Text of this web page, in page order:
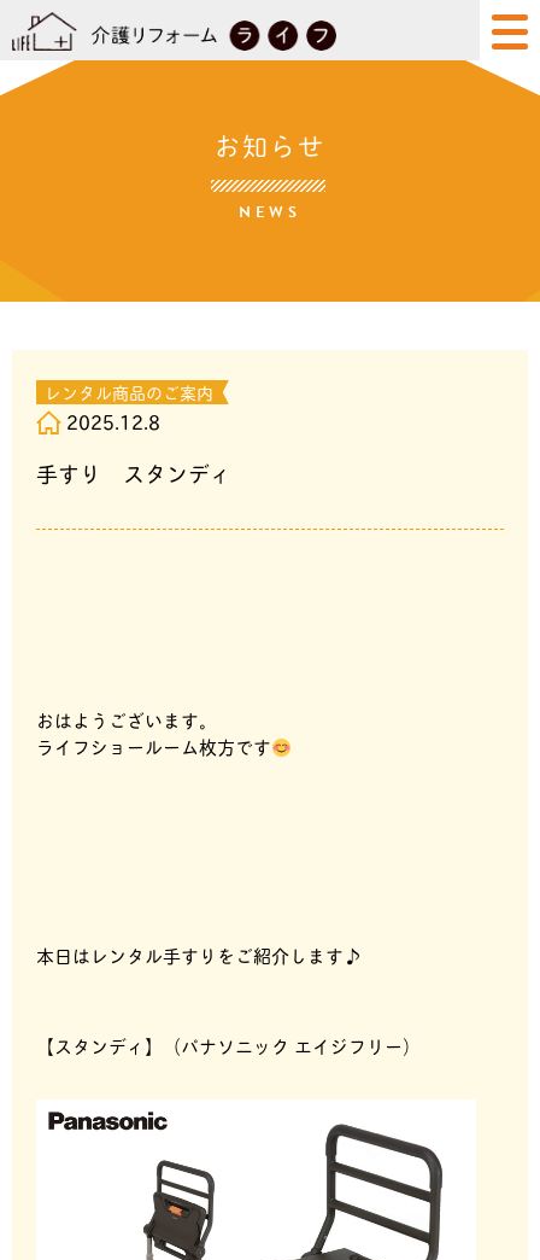
お知らせ
NEWS
レンタル商品のご案内
2025.12.8
手すり スタンディ
おはようございます。
ライフショールーム枚方です
本日はレンタル手すりをご紹介します♪
【スタンディ】（パナソニック エイジフリー）